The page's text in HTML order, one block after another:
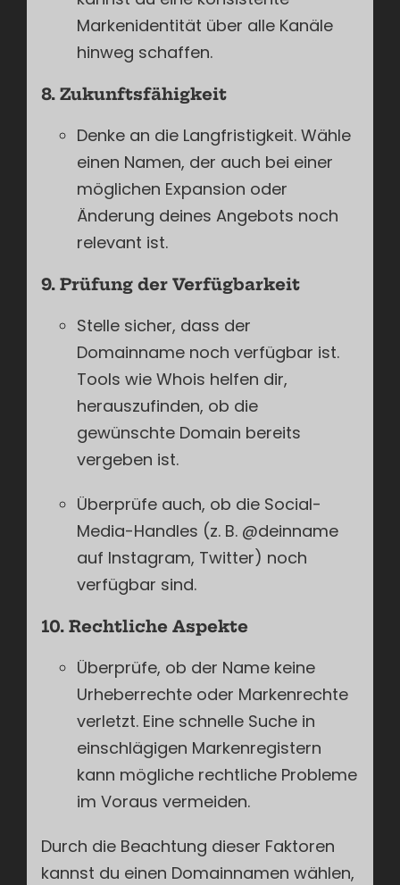
Markenidentität über alle Kanäle
hinweg schaffen.
8. Zukunftsfähigkeit
Denke an die Langfristigkeit. Wähle
einen Namen, der auch bei einer
möglichen Expansion oder
Änderung deines Angebots noch
relevant ist.
9. Prüfung der Verfügbarkeit
Stelle sicher, dass der
Domainname noch verfügbar ist.
Tools wie Whois helfen dir,
herauszufinden, ob die
gewünschte Domain bereits
vergeben ist.
Überprüfe auch, ob die Social-
Media-Handles (z. B. @deinname
auf Instagram, Twitter) noch
verfügbar sind.
10. Rechtliche Aspekte
Überprüfe, ob der Name keine
Urheberrechte oder Markenrechte
verletzt. Eine schnelle Suche in
einschlägigen Markenregistern
kann mögliche rechtliche Probleme
im Voraus vermeiden.
Durch die Beachtung dieser Faktoren
kannst du einen Domainnamen wählen,